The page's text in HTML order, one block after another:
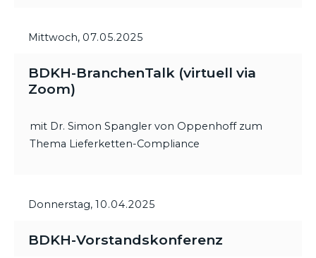
Mittwoch, 07.05.2025
BDKH-BranchenTalk (virtuell via
Zoom)
mit Dr. Simon Spangler von Oppenhoff zum
Thema Lieferketten-Compliance
Donnerstag, 10.04.2025
BDKH-Vorstandskonferenz